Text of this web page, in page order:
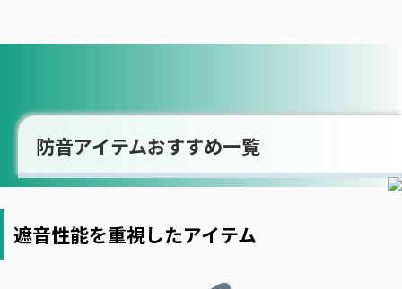
防音アイテムおすすめ一覧
遮音性能を重視したアイテム